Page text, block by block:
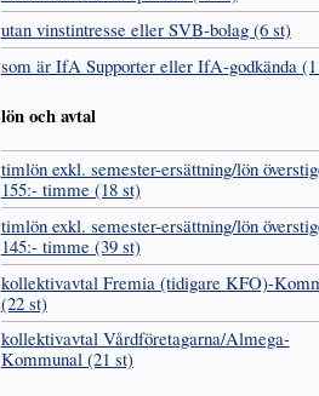
utan vinst­intresse eller SVB-bolag (6 st)
som är IfA Supporter eller IfA-godkända
lön och avtal
timlön exkl. semester-ersättning/lön
155:- timme (18 st)
timlön exkl. semester-ersättning/lön
145:- timme (39 st)
kollektivavtal Fremia (tidigare KFO)-
(22 st)
kollektivavtal Vård­företagarna­/­Almega-
Kommunal (21 st)